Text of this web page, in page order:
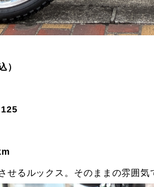
）
せるルックス。そのままの雰囲気